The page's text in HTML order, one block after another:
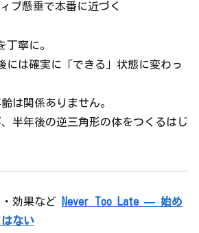
ィブ懸垂で本番に近づく
丁寧に。
には確実に「できる」状態に変わっ
は関係ありません。
半年後の逆三角形の体をつくるはじ
効果など
Never Too Late — 始め
ない